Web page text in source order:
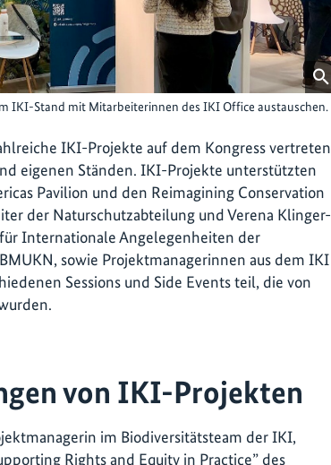
IKI-Stand mit Mitarbeiterinnen des IKI Office austauschen.
IKI-Projekte auf dem Kongress vertreten
eigenen Ständen. IKI-Projekte unterstützten
Pavilion und den Reimagining Conservation
der Naturschutzabteilung und Verena Klinger-
Internationale Angelegenheiten der
sowie Projektmanagerinnen aus dem IKI
Sessions und Side Events teil, die von
von IKI-Projekten
im Biodiversitätsteam der IKI,
Rights and Equity in Practice” des